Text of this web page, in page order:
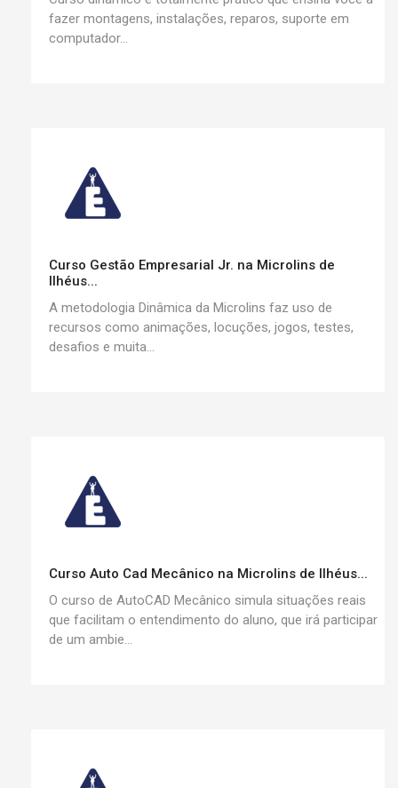
fazer montagens, instalações, reparos, suporte em
computador...
Curso Gestão Empresarial Jr. na Microlins de
Ilhéus...
A metodologia Dinâmica da Microlins faz uso de
recursos como animações, locuções, jogos, testes,
desafios e muita...
Curso Auto Cad Mecânico na Microlins de Ilhéus...
O curso de AutoCAD Mecânico simula situações reais
que facilitam o entendimento do aluno, que irá participar
de um ambie...